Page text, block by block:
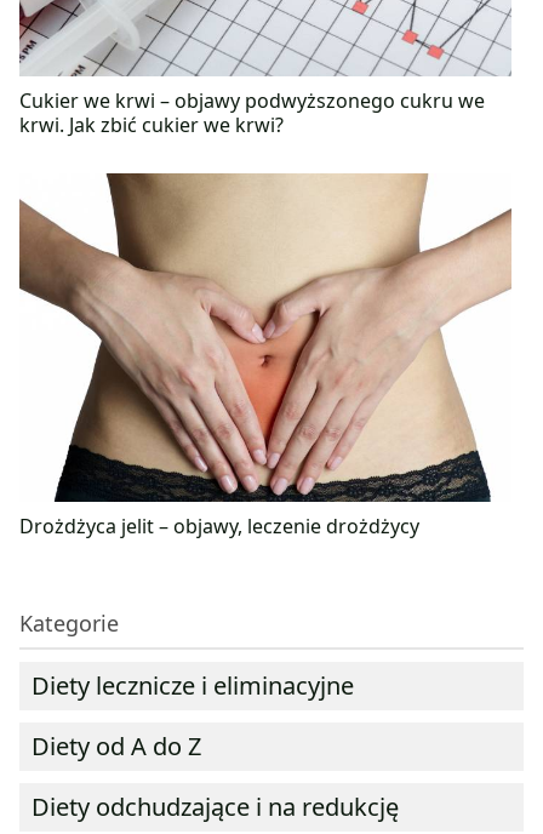
Cukier we krwi – objawy podwyższonego cukru we
krwi. Jak zbić cukier we krwi?
Drożdżyca jelit – objawy, leczenie drożdżycy
Kategorie
Diety lecznicze i eliminacyjne
Diety od A do Z
Diety odchudzające i na redukcję